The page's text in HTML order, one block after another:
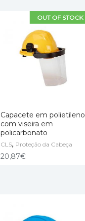
OUT OF STOCK
SELECT OPTIONS
Capacete em polietileno
com viseira em
policarbonato
CLS, Proteção da Cabeça
20,87€